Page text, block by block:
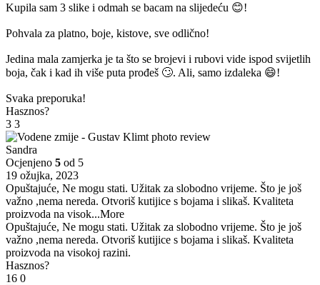
Kupila sam 3 slike i odmah se bacam na slijedeću 😊!
Pohvala za platno, boje, kistove, sve odlično!
Jedina mala zamjerka je ta što se brojevi i rubovi vide ispod svijetlih
boja, čak i kad ih više puta prođeš 🙄. Ali, samo izdaleka 😄!
Svaka preporuka!
Hasznos?
3 3
Sandra
Ocjenjeno 5 od 5
19 ožujka, 2023
Opuštajuće, Ne mogu stati. Užitak za slobodno vrijeme. Što je još
važno ,nema nereda. Otvoriš kutijice s bojama i slikaš. Kvaliteta
proizvoda na visok...More
Opuštajuće, Ne mogu stati. Užitak za slobodno vrijeme. Što je još
važno ,nema nereda. Otvoriš kutijice s bojama i slikaš. Kvaliteta
proizvoda na visokoj razini.
Hasznos?
16 0